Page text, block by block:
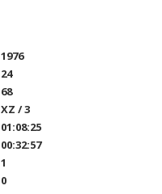
1976
24
68
XZ / 3
01:08:25
00:32:57
1
0